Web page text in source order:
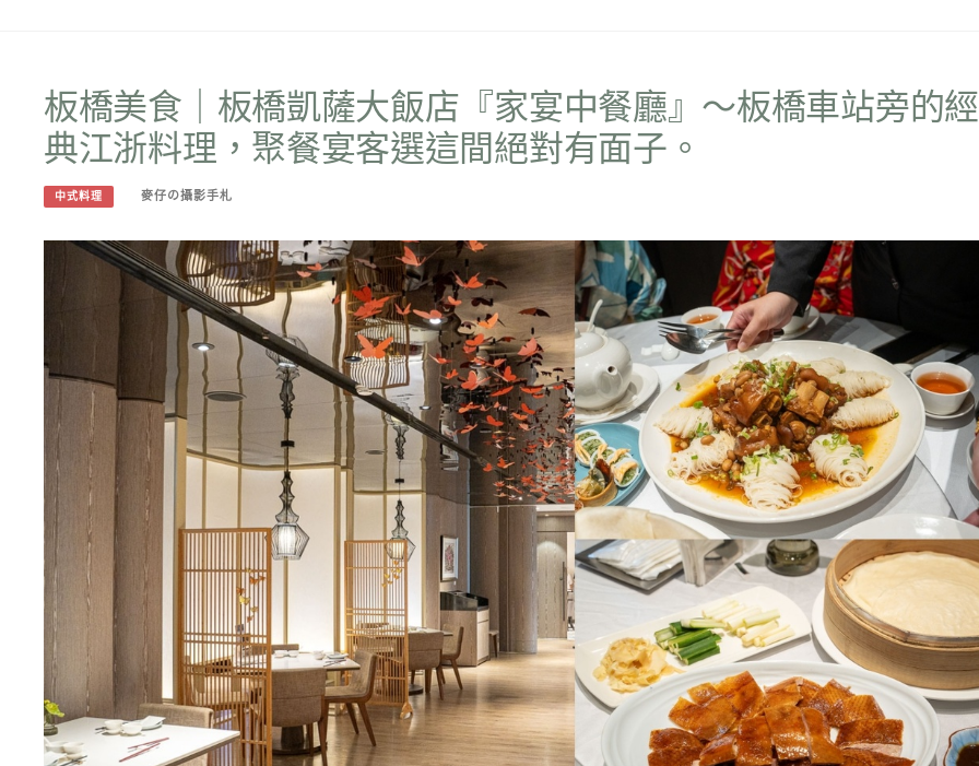
板橋美食｜板橋凱薩大飯店『家宴中餐廳』～板橋車站旁的經
典江浙料理，聚餐宴客選這間絕對有面子。
中式料理 麥仔の攝影手札